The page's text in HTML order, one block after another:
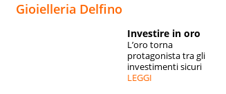
SPECIALI
Gioielleria Delfino
Investire in oro
L’oro torna
protagonista tra gli
investimenti sicuri
LEGGI